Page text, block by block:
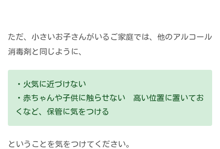
ただ、小さいお子さんがいるご家庭では、他のアルコール
消毒剤と同じように、
・火気に近づけない
・赤ちゃんや子供に触らせない 高い位置に置いてお
くなど、保管に気をつける
ということを気をつけてください。